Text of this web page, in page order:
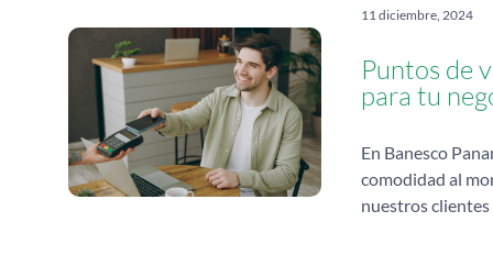
11 diciembre, 2024
Puntos de
para tu
En Banesco
comodidad al
nuestros